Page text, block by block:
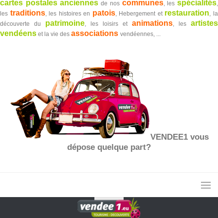
cartes postales anciennes de nos communes, lesspécialités
les traditions, les histoires en patois, Hebergement et restauration
, la
découverte du patrimoine , les loisirs et animations , les artistes
vendéens et la vie des associations vendéennes, ...
VENDEE1 vous
dépose quelque part?